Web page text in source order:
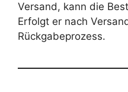
Versand, kann die
Erfolgt er nach
Rückgabeprozess.